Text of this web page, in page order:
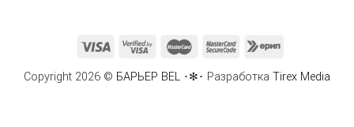
Copyright 2026 © БАРЬЕР BEL ･✻･ Разработка Tirex Media